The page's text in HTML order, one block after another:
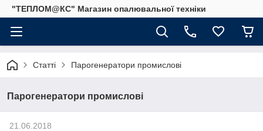
"ТЕПЛОМ@КС" Магазин опалювальної техніки
Статті Парогенератори промислові
Парогенератори промислові
21.06.2018